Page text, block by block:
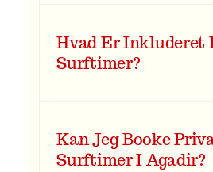
Hvad Er Inkluderet
Surftimer?
Kan Jeg Booke
Surftimer I Agadir?